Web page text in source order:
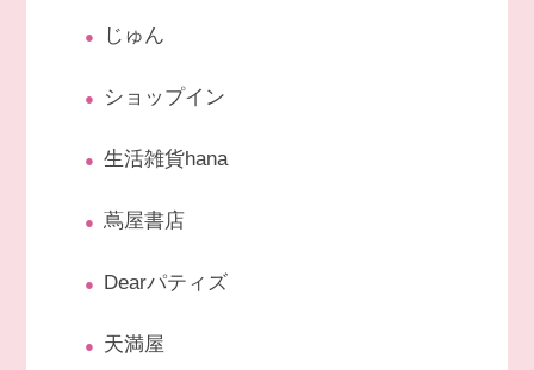
じゅん
ショップイン
生活雑貨hana
蔦屋書店
Dearパティズ
天満屋